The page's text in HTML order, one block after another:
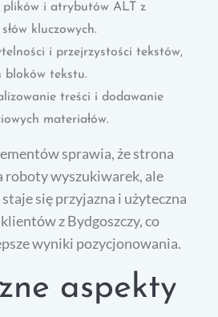
plików i atrybutów ALT z
kluczowych.
i przejrzystości tekstów,
bloków tekstu.
treści i dodawanie
materiałów.
sprawia, że strona
roboty wyszukiwarek, ale
się przyjazna i użyteczna
z Bydgoszczy, co
wyniki pozycjonowania.
aspekty